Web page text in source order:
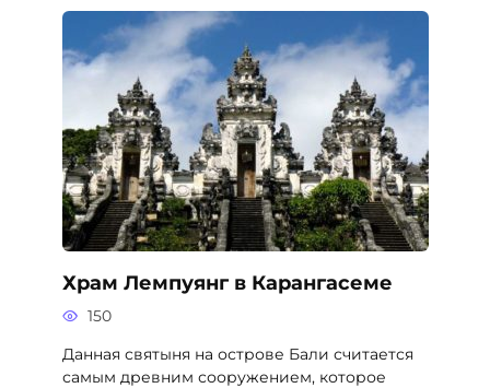
Храм Лемпуянг в Карангасеме
150
Данная святыня на острове Бали считается
самым древним сооружением, которое